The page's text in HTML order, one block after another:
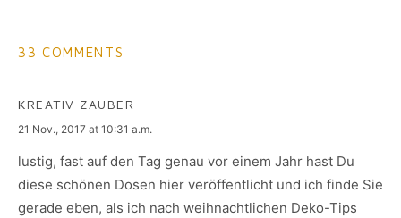
33 COMMENTS
KREATIV ZAUBER
says:
21 Nov., 2017 at 10:31 a.m.
lustig, fast auf den Tag genau vor einem Jahr hast Du
diese schönen Dosen hier veröffentlicht und ich finde Sie
gerade eben, als ich nach weihnachtlichen Deko-Tips